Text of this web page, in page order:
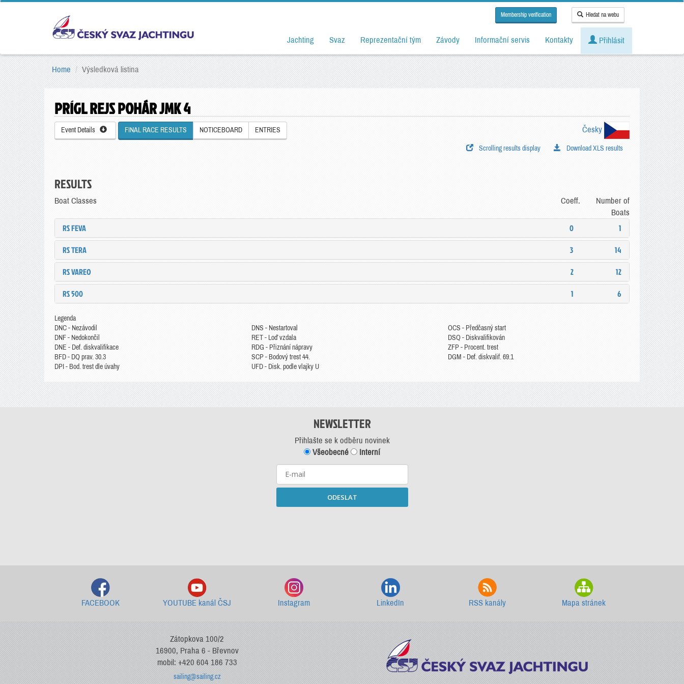
Membership verification Hledat na webu
Jachting Svaz Reprezentační tým Závody Informační servis Kontakty Přihlásit
Home Výsledková listina
PRÍGL REJS POHÁR JMK 4
Event Details FINAL RACE RESULTS NOTICEBOARD ENTRIES Česky
Download XLS results
Scrolling results display
RESULTS
Boat Classes Coeff.
Number of
Boats
RS FEVA 0
1
RS TERA
3
14
RS VAREO
2
12
RS 500
1 6
Legenda
DNC - Nezávodil
DNF - Nedokončil
DNE - Def. diskvalifikace
BFD - DQ prav. 30.3
DPI - Bod. trest dle úvahy
DNS - Nestartoval
RET - Loď vzdala
RDG - Přiznání nápravy
SCP - Bodový trest 44.
UFD - Disk. podle vlajky U
OCS - Předčasný start
DSQ - Diskvalifikován
ZFP - Procent. trest
DGM - Def. diskvalif. 69.1
NEWSLETTER
Přihlašte se k odběru novinek
Všeobecné
Interní
ODESLAT
FACEBOOK YOUTUBE kanál ČSJ Instagram LinkedIn RSS kanály Mapa stránek
Zátopkova 100/2
16900, Praha 6 - Břevnov
mobil: +420 604 186 733
sailing@sailing.cz